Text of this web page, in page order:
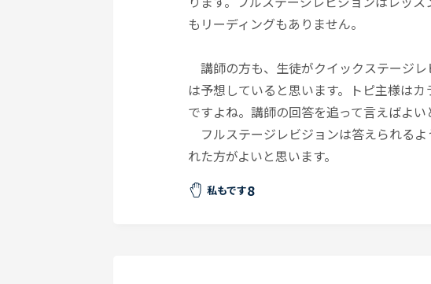
もリーディングもありません。
講師の方も、生徒がクイックステージ
は予想していると思います。トピ主様は
ですよね。講師の回答を追って言えばよい
フルステージレビジョンは答えられる
れた方がよいと思います。
私もです8